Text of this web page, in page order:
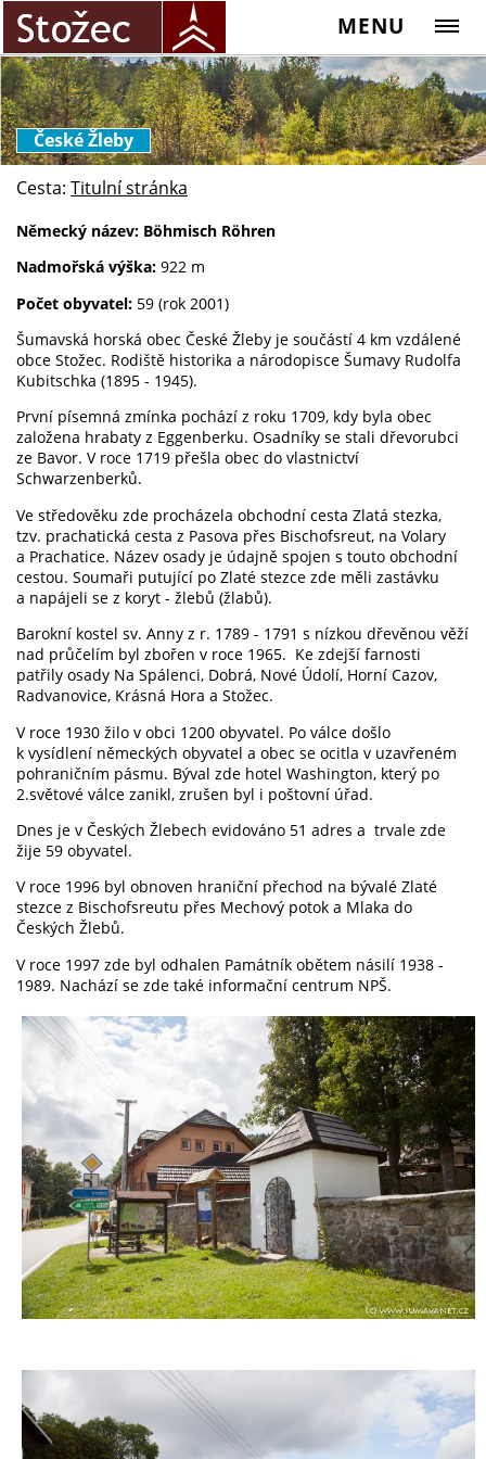
MENU
České Žleby
Cesta: Titulní stránka
Německý název: Böhmisch Röhren
Nadmořská výška: 922 m
Počet obyvatel: 59 (rok 2001)
Šumavská horská obec České Žleby je součástí 4 km vzdálené
obce Stožec. Rodiště historika a národopisce Šumavy Rudolfa
Kubitschka (1895 - 1945).
První písemná zmínka pochází z roku 1709, kdy byla obec
založena hrabaty z Eggenberku. Osadníky se stali dřevorubci
ze Bavor. V roce 1719 přešla obec do vlastnictví
Schwarzenberků.
Ve středověku zde procházela obchodní cesta Zlatá stezka,
tzv. prachatická cesta z Pasova přes Bischofsreut, na Volary
a Prachatice. Název osady je údajně spojen s touto obchodní
cestou. Soumaři putující po Zlaté stezce zde měli zastávku
a napájeli se z koryt - žlebů (žlabů).
Barokní kostel sv. Anny z r. 1789 - 1791 s nízkou dřevěnou věží
nad průčelím byl zbořen v roce 1965. Ke zdejší farnosti
patřily osady Na Spálenci, Dobrá, Nové Údolí, Horní Cazov,
Radvanovice, Krásná Hora a Stožec.
V roce 1930 žilo v obci 1200 obyvatel. Po válce došlo
k vysídlení německých obyvatel a obec se ocitla v uzavřeném
pohraničním pásmu. Býval zde hotel Washington, který po
2.světové válce zanikl, zrušen byl i poštovní úřad.
Dnes je v Českých Žlebech evidováno 51 adres a trvale zde
žije 59 obyvatel.
V roce 1996 byl obnoven hraniční přechod na bývalé Zlaté
stezce z Bischofsreutu přes Mechový potok a Mlaka do
Českých Žlebů.
V roce 1997 zde byl odhalen Památník obětem násilí 1938 -
1989. Nachází se zde také informační centrum NPŠ.